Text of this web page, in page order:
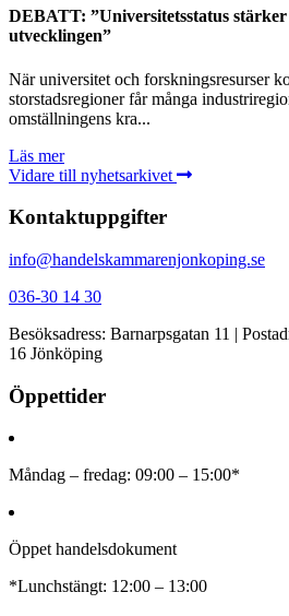
DEBATT: ”Universitetsstatus stärker
utvecklingen”
När universitet och forskningsresurser
storstadsregioner får många
omställningens kra...
Läs mer
Vidare till nyhetsarkivet
Kontaktuppgifter
info@handelskammarenjonkoping.se
036-30 14 30
Besöksadress: Barnarpsgatan 11 |
16 Jönköping
Öppettider
Måndag – fredag: 09:00 – 15:00*
Öppet handelsdokument
*Lunchstängt: 12:00 – 13:00